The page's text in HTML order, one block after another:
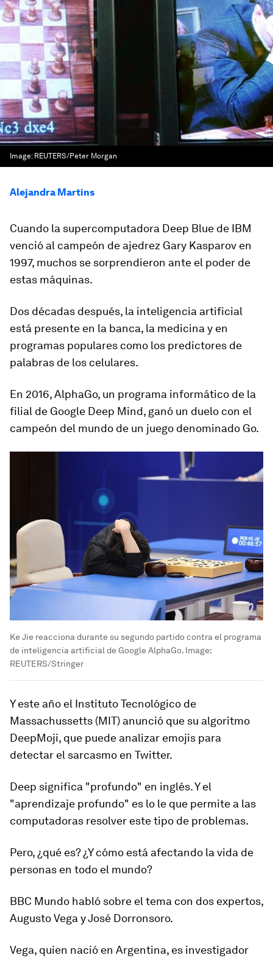
Image: REUTERS/Peter Morgan
Alejandra Martins
Cuando la supercomputadora Deep Blue de IBM
venció al campeón de ajedrez Gary Kasparov en
1997, muchos se sorprendieron ante el poder de
estas máquinas.
Dos décadas después, la inteligencia artificial
está presente en la banca, la medicina y en
programas populares como los predictores de
palabras de los celulares.
En 2016, AlphaGo, un programa informático de la
filial de Google Deep Mind, ganó un duelo con el
campeón del mundo de un juego denominado Go.
Ke Jie reacciona durante su segundo partido contra el programa
de inteligencia artificial de Google AlphaGo. Image:
REUTERS/Stringer
Y este año el Instituto Tecnológico de
Massachussetts (MIT) anunció que su algoritmo
DeepMoji, que puede analizar emojis para
detectar el sarcasmo en Twitter.
Deep significa "profundo" en inglés. Y el
"aprendizaje profundo" es lo le que permite a las
computadoras resolver este tipo de problemas.
Pero, ¿qué es? ¿Y cómo está afectando la vida de
personas en todo el mundo?
BBC Mundo habló sobre el tema con dos expertos,
Augusto Vega yJosé Dorronsoro.
Vega, quien nació en Argentina, es investigador